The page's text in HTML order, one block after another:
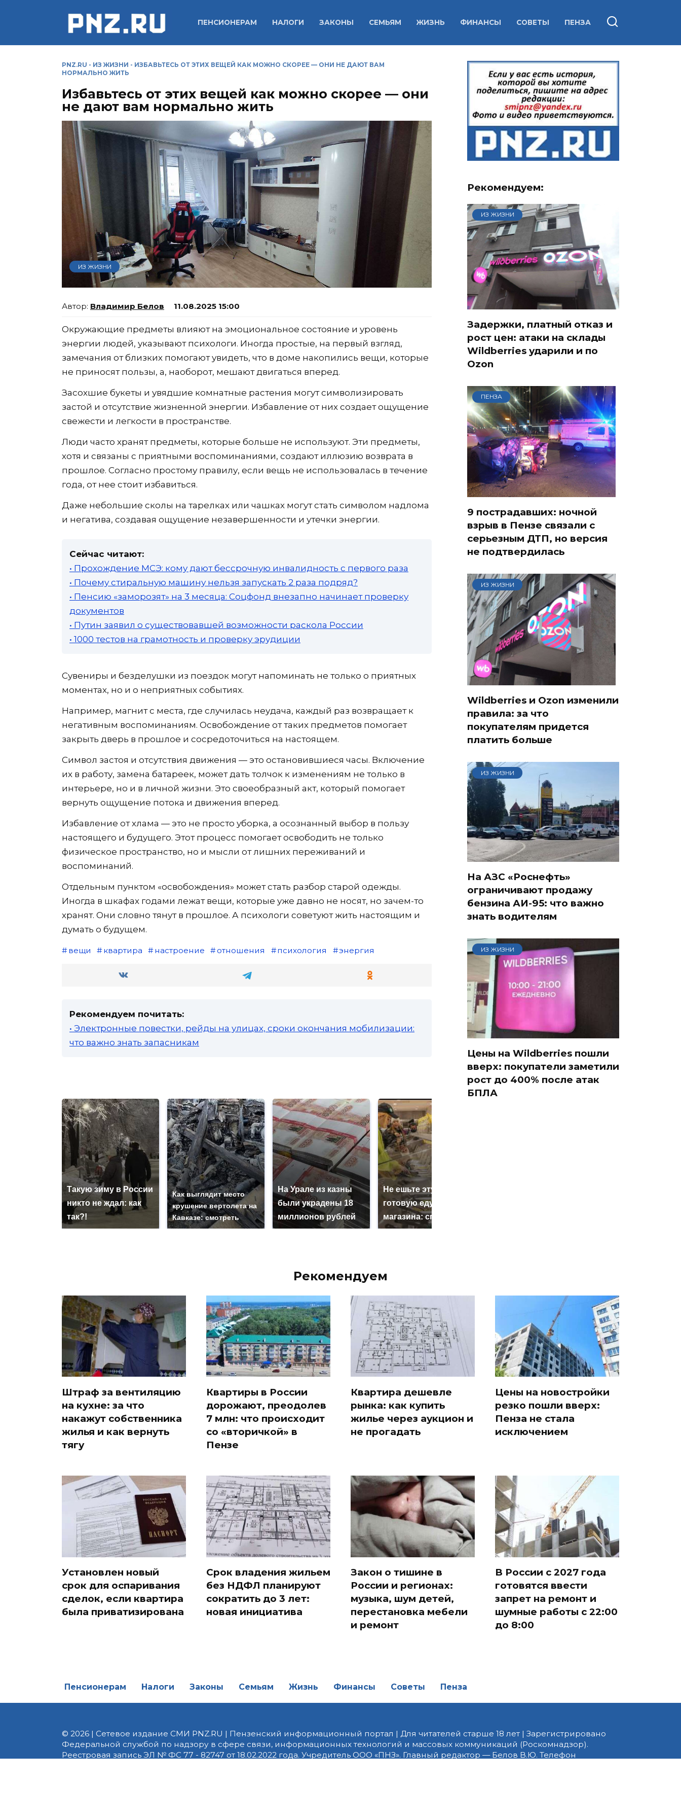
ПЕНСИОНЕРАМ НАЛОГИ ЗАКОНЫ СЕМЬЯМ ЖИЗНЬ ФИНАНСЫ СОВЕТЫ ПЕНЗА
PNZ.RU - ИЗ ЖИЗНИ - ИЗБАВЬТЕСЬ ОТ ЭТИХ ВЕЩЕЙ КАК МОЖНО СКОРЕЕ — ОНИ НЕ ДАЮТ ВАМ
НОРМАЛЬНО ЖИТЬ
Избавьтесь от этих вещей как можно скорее — они
не дают вам нормально жить
ИЗ ЖИЗНИ
Владимир Белов 11.08.2025 15:00
Окружающие предметы влияют на эмоциональное состояние и уровень
энергии людей, указывают психологи. Иногда простые, на первый взгляд,
замечания от близких помогают увидеть, что в доме накопились вещи, которые
не приносят пользы, а, наоборот, мешают двигаться вперед.
Засохшие букеты и увядшие комнатные растения могут символизировать
застой и отсутствие жизненной энергии. Избавление от них создает ощущение
свежести и легкости в пространстве.
Люди часто хранят предметы, которые больше не используют. Эти предметы,
хотя и связаны с приятными воспоминаниями, создают иллюзию возврата в
прошлое. Согласно простому правилу, если вещь не использовалась в течение
года, от нее стоит избавиться.
Даже небольшие сколы на тарелках или чашках могут стать символом надлома
и негатива, создавая ощущение незавершенности и утечки энергии.
Сейчас читают:
• Прохождение МСЭ: кому дают бессрочную инвалидность с первого раза
• Почему стиральную машину нельзя запускать 2 раза подряд?
• Пенсию «заморозят» на 3 месяца: Соцфонд внезапно начинает проверку
документов
• Путин заявил о существовавшей возможности раскола России
• 1000 тестов на грамотность и проверку эрудиции
Сувениры и безделушки из поездок могут напоминать не только о приятных
моментах, но и о неприятных событиях.
Например, магнит с места, где случилась неудача, каждый раз возвращает к
негативным воспоминаниям. Освобождение от таких предметов помогает
закрыть дверь в прошлое и сосредоточиться на настоящем.
Символ застоя и отсутствия движения — это остановившиеся часы. Включение
их в работу, замена батареек, может дать толчок к изменениям не только в
интерьере, но и в личной жизни. Это своеобразный акт, который помогает
вернуть ощущение потока и движения вперед.
Избавление от хлама — это не просто уборка, а осознанный выбор в пользу
настоящего и будущего. Этот процесс помогает освободить не только
физическое пространство, но и мысли от лишних переживаний и
воспоминаний.
Отдельным пунктом «освобождения» может стать разбор старой одежды.
Иногда в шкафах годами лежат вещи, которые уже давно не носят, но зачем-то
хранят. Они словно тянут в прошлое. А психологи советуют жить настоящим и
думать о будущем.
вещи квартира настроение отношения психология энергия
Рекомендуем почитать:
• Электронные повестки, рейды на улицах, сроки окончания мобилизации:
что важно знать запасникам
Такую зиму в России
никто не ждал: как
так?!
Как выглядит место
крушение вертолета на
Кавказе: смотреть
На Урале из казны
были украдены 18
миллионов рублей
Не ешьте эту
готовую еду из
магазина: список
Рекомендуем:
ИЗ ЖИЗНИ
Задержки, платный отказ и
рост цен: атаки на склады
Wildberries ударили и по
Ozon
ПЕНЗА
9 пострадавших: ночной
взрыв в Пензе связали с
серьезным ДТП, но версия
не подтвердилась
ИЗ ЖИЗНИ
Wildberries и Ozon изменили
правила: за что
покупателям придется
платить больше
ИЗ ЖИЗНИ
На АЗС «Роснефть»
ограничивают продажу
бензина АИ-95: что важно
знать водителям
ИЗ ЖИЗНИ
Цены на Wildberries пошли
вверх: покупатели заметили
рост до 400% после атак
БПЛА
Рекомендуем
Штраф за вентиляцию
на кухне: за что
накажут собственника
жилья и как вернуть
тягу
Квартиры в России
дорожают, преодолев
7 млн: что происходит
со «вторичкой» в
Пензе
Квартира дешевле
рынка: как купить
жилье через аукцион и
не прогадать
Цены на новостройки
резко пошли вверх:
Пенза не стала
исключением
Установлен новый
срок для оспаривания
сделок, если квартира
была приватизирована
Срок владения жильем
без НДФЛ планируют
сократить до 3 лет:
новая инициатива
Закон о тишине в
России и регионах:
музыка, шум детей,
перестановка мебели
и ремонт
В России с 2027 года
готовятся ввести
запрет на ремонт и
шумные работы с 22:00
до 8:00
Пенсионерам Налоги Законы Семьям Жизнь Финансы Советы Пенза
© 2026 | Сетевое издание СМИ PNZ.RU | Пензенский информационный портал | Для читателей старше 18 лет | Зарегистрировано
Федеральной службой по надзору в сфере связи, информационных технологий и массовых коммуникаций (Роскомнадзор).
Реестровая запись ЭЛ № ФС 77 - 82747 от 18.02.2022 года. Учредитель ООО «ПНЗ». Главный редактор — Белов В.Ю. Телефон